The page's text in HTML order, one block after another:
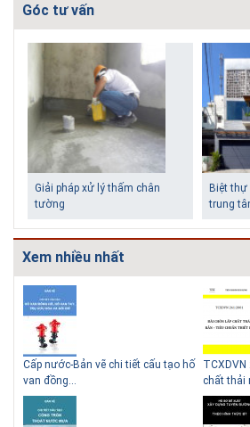
Góc tư vấn
Giải pháp xử lý thấm chân
tường
Biệt thự
trung
Những ngôi nhà một tầng ít
tiền vẫn đẹp
Lý do
Xem nhiều nhất
Cấp nước-Bản vẽ chi tiết cấu tạo hố
van đồng...
chất thải